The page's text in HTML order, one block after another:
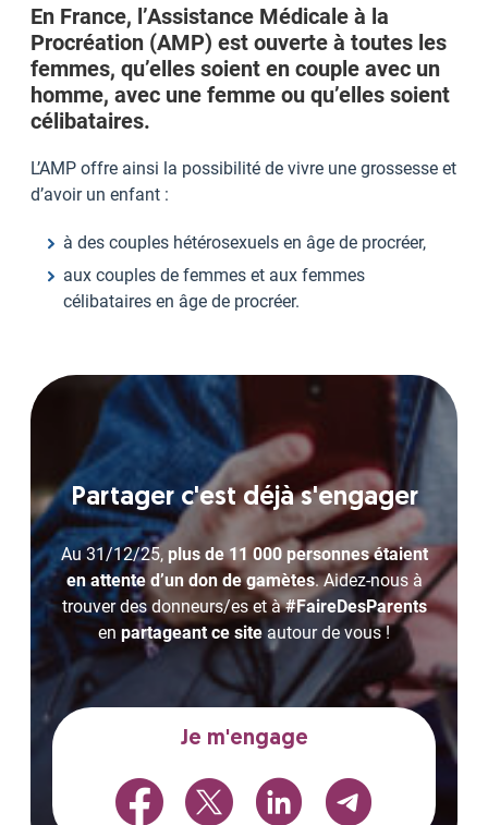
En France, l’Assistance Médicale à la
Procréation (AMP) est ouverte à toutes les
femmes, qu’elles soient en couple avec un
homme, avec une femme ou qu’elles soient
célibataires.
L’AMP offre ainsi la possibilité de vivre une grossesse et
d’avoir un enfant :
à des couples hétérosexuels en âge de procréer,
aux couples de femmes et aux femmes
célibataires en âge de procréer.
Partager c'est déjà s'engager
Au 31/12/25, plus de 11 000 personnes étaient
en attente d’un don de gamètes. Aidez-nous à
trouver des donneurs/es et à#FaireDesParents
en partageant ce site autour de vous !
Je m'engage